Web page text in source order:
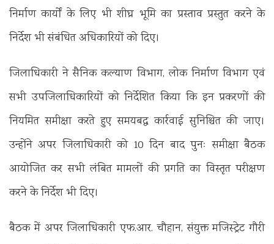
निर्माण कार्यों के लिए भी शीघ्र भूमि का प्रस्ताव प्रस्तुत करने के
निर्देश भी संबंधित अधिकारियों को दिए।
जिलाधिकारी ने सैनिक कल्याण विभाग, लोक निर्माण विभाग एवं
सभी उपजिलाधिकारियों को निर्देशित किया कि इन प्रकरणों की
नियमित समीक्षा करते हुए समयबद्ध कार्रवाई सुनिश्चित की जाए।
उन्होंने अपर जिलाधिकारी को 10 दिन बाद पुनः समीक्षा बैठक
आयोजित कर सभी लंबित मामलों की प्रगति का विस्तृत परीक्षण
करने के निर्देश भी दिए।
बैठक में अपर जिलाधिकारी एफ.आर. चौहान, संयुक्त मजिस्ट्रेट गौरी